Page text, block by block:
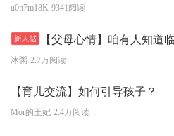
u0n7m18K 9341阅读
【父母心情】咱有人知道
冰粥 2.7万阅读
【育儿交流】如何引导孩子？
Mor的王妃 2.4万阅读